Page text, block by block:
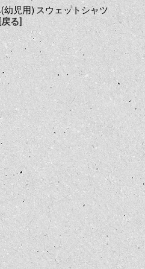
(幼児用) スウェットシャツ
る]